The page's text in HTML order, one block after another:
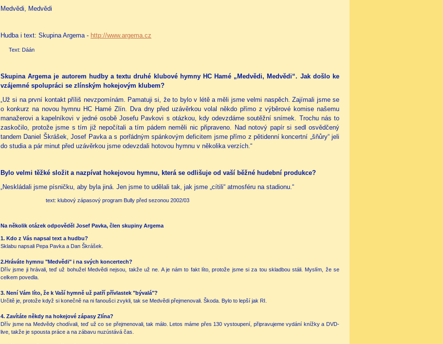
Medvědi, Medvědi
Hudba i text: Skupina Argema - http://www.argema.cz
Text: Dáán
Skupina Argema je autorem hudby a textu druhé klubové hymny HC Hamé „Medvědi, Medvědi“. Jak došlo ke
vzájemné spolupráci se zlínským hokejovým klubem?
Už si na první kontakt příliš nevzpomínám. Pamatuji si, že to bylo v létě a měli jsme velmi naspěch. Zajímali jsme se
o konkurz na novou hymnu HC Hamé Zlín. Dva dny před uzávěrkou volal někdo přímo z výběrové komise našemu
manažerovi a kapelníkovi v jedné osobě Josefu Pavkovi s otázkou, kdy odevzdáme soutěžní snímek. Trochu nás to
zaskočilo, protože jsme s tím již nepočítali a tím pádem neměli nic připraveno. Nad notový papír si sedl osvědčený
tandem Daniel Škrášek, Josef Pavka a s porřádným spánkovým deficitem jsme přímo z pětidenní koncertní „šňůry“ jeli
do studia a pár minut před uzávěrkou jsme odevzdali hotovou hymnu v několika verzích.“
Bylo velmi těžké složit a nazpívat hokejovou hymnu, která se odlišuje od vaší běžné hudební produkce?
Neskládali jsme písničku, aby byla jiná. Jen jsme to udělali tak, jak jsme „cítili“ atmosféru na stadionu.“
text: klubový zápasový program Bully před sezonou 2002/03
Na několik otázek odpověděl Josef Pavka, člen skupiny Argema
1. Kdo z Vás napsal text a hudbu?
Sklabu napsali Pepa Pavka a Dan Škrášek.
2.Hráváte hymnu "Medvědi" i na svých koncertech?
Dřív jsme ji hrávali, teď už bohužel Medvědi nejsou, takže už ne. A je nám to fakt líto, protože jsme si za tou skladbou stáli. Myslím, že se
celkem povedla.
3. Není Vám líto, že k Vaší hymně už patří přívlastek "bývalá"?
Určitě je, protože když si konečně na ni fanoušci zvykli, tak se Medvědi přejmenovali. Škoda. Bylo to lepší jak RI.
4. Zavítáte někdy na hokejové zápasy Zlína?
Dřív jsme na Medvědy chodívali, teď už co se přejmenovali, tak málo. Letos máme přes 130 vystoupení, připravujeme vydání knížky a DVD-
live, takže je spousta práce a na zábavu nuzústává čas.